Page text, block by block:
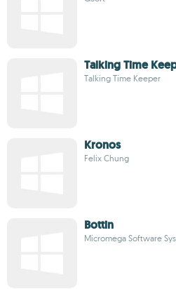
Talking Time
Talking Time Keeper
Kronos
Felix Chung
Bottin
Micromega Software